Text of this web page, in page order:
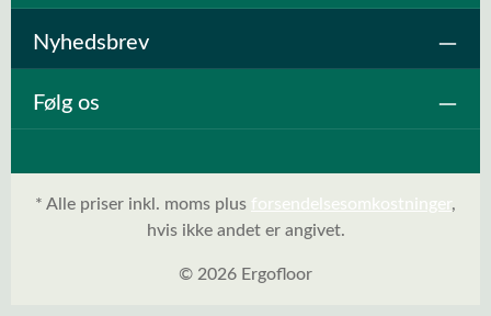
Nyhedsbrev
Følg os
© 2026 Ergofloor
* Alle priser inkl. moms plus forsendelsesomkostninger,
hvis ikke andet er angivet.